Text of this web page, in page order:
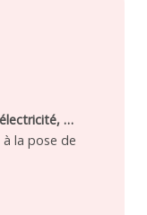
…
à la pose de